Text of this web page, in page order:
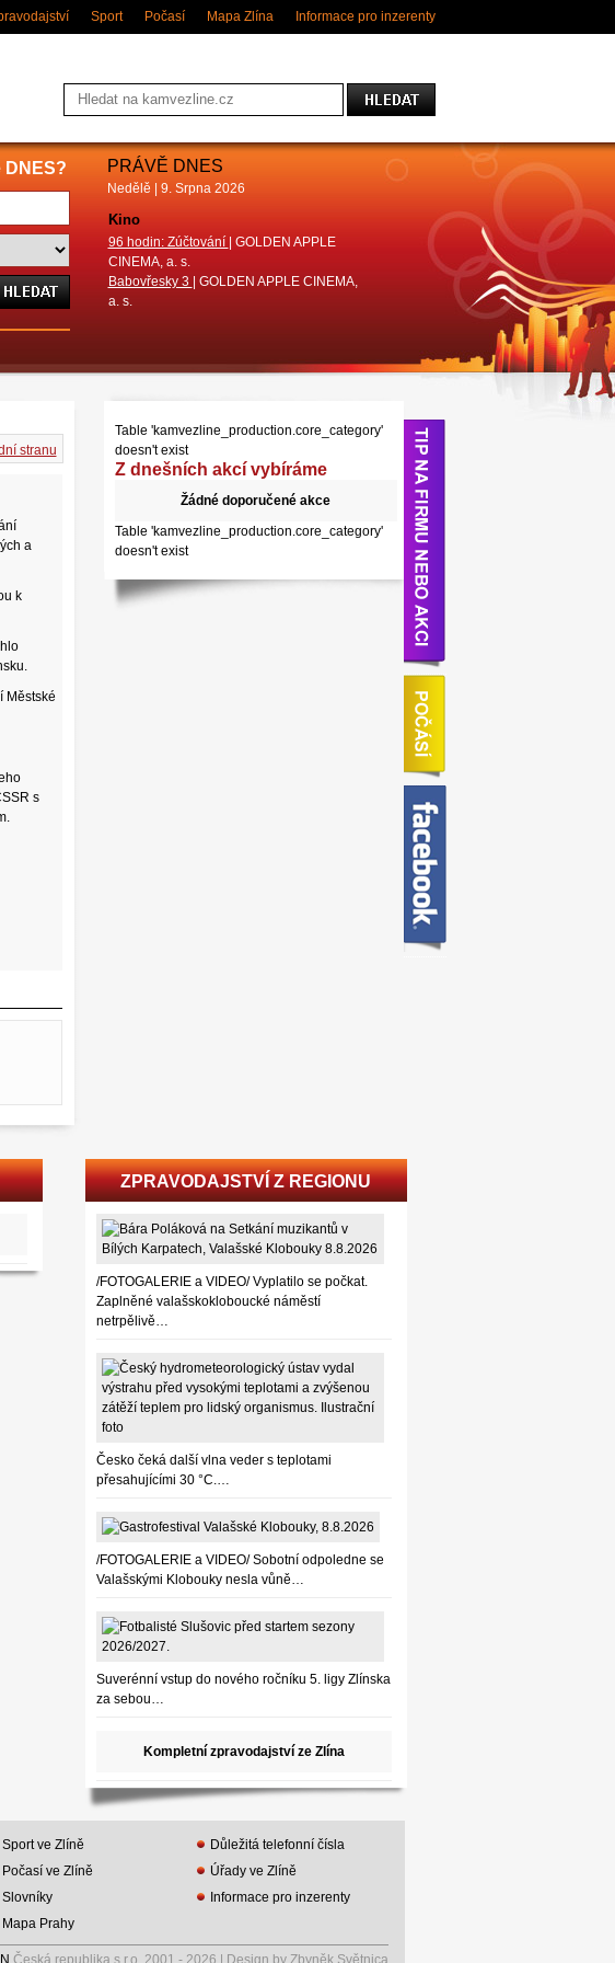
Informace pro inzerenty
Mapa Zlína
Počasí
Sport
PRÁVĚ DNES
Nedělě | 9. Srpna 2026
Kino
96 hodin: Zúčtování
| GOLDEN APPLE
CINEMA, a. s.
Babovřesky 3
| GOLDEN APPLE CINEMA,
a. s.
Divadlo
Pohádky do kapsy (Luděk Horký)
DIVADLO MALÁ SCÉNA ZLÍN
Ani o den dýl!
| Městské divadlo Zlín
DNES?
stranu
a
k
Městské
s
Table 'kamvezline_production.core_category'
doesn't exist
Z dnešních akcí vybíráme
Žádné doporučené akce
Table 'kamvezline_production.core_category'
doesn't exist
ZPRAVODAJSTVÍ Z REGIONU
/FOTOGALERIE a VIDEO/ Vyplatilo se počkat.
Zaplněné valašskokloboucké náměstí
netrpělivě…
Česko čeká další vlna veder s teplotami
přesahujícími 30 °C.…
/FOTOGALERIE a VIDEO/ Sobotní odpoledne se
Valašskými Klobouky nesla vůně…
Suverénní vstup do nového ročníku 5. ligy Zlínska
za sebou…
Kompletní zpravodajství ze Zlína
Sport ve Zlíně
Počasí ve Zlíně
Slovníky
Mapa Prahy
Důležitá telefonní čísla
Úřady ve Zlíně
Informace pro inzerenty
Česká republika,s.r.o, 2001 - 2026 | Design by Zbyněk Světnica